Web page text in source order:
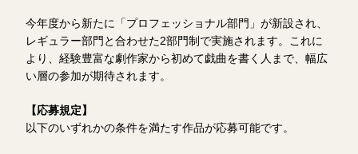
今年度から新たに「プロフェッショナル部門」が新設され、
レギュラー部門と合わせた2部門制で実施されます。これに
より、経験豊富な劇作家から初めて戯曲を書く人まで、幅広
い層の参加が期待されます。
【応募規定】
以下のいずれかの条件を満たす作品が応募可能です。